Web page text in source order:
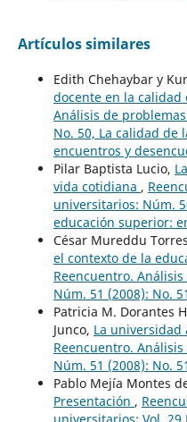
Artículos similares
Edith Chehaybar y
docente en la calidad
Análisis de
No. 50, La calidad de
encuentros y
Pilar Baptista Lucio,
vida cotidiana ,
universitarios: Núm.
educación superior:
César Mureddu
el contexto de la
Reencuentro.
Núm. 51 (2008): No.
Patricia M. Dorantes
Junco, La universidad
Reencuentro.
Núm. 51 (2008): No.
Pablo Mejía Montes
Presentación ,